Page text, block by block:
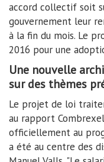
accord collectif soit
gouvernement leur
à la fin du mois. Le
2016 pour une
Une nouvelle
sur des thèmes
Le projet de loi
au rapport
officiellement au
a été au centre des